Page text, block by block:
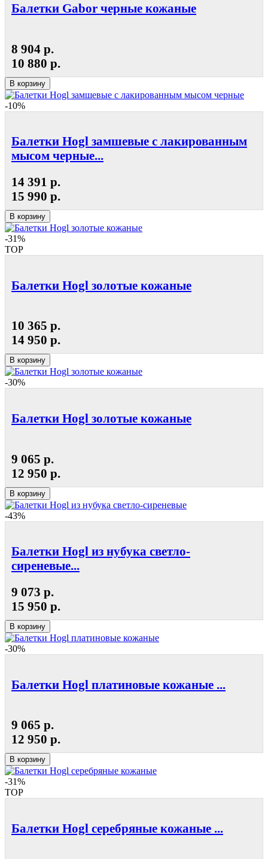
Балетки Gabor черные кожаные
8 904 р.
10 880 р.
В корзину
-10%
Балетки Hogl замшевые с лакированным
мысом черные...
14 391 р.
15 990 р.
В корзину
-31%
TOP
Балетки Hogl золотые кожаные
10 365 р.
14 950 р.
В корзину
-30%
Балетки Hogl золотые кожаные
9 065 р.
12 950 р.
В корзину
-43%
Балетки Hogl из нубука светло-
сиреневые...
9 073 р.
15 950 р.
В корзину
-30%
Балетки Hogl платиновые кожаные ...
9 065 р.
12 950 р.
В корзину
-31%
TOP
Балетки Hogl серебряные кожаные ...